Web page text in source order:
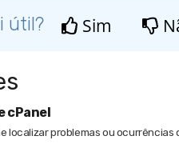
útil? Sim
cPanel
localizar problemas ou ocurrências